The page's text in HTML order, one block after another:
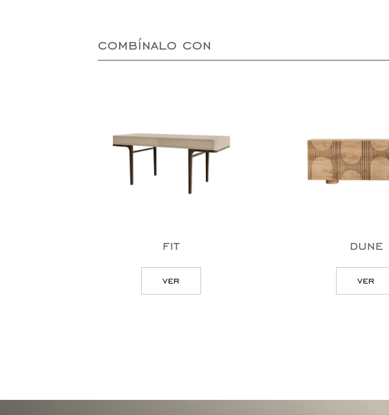
combínalo con
dune